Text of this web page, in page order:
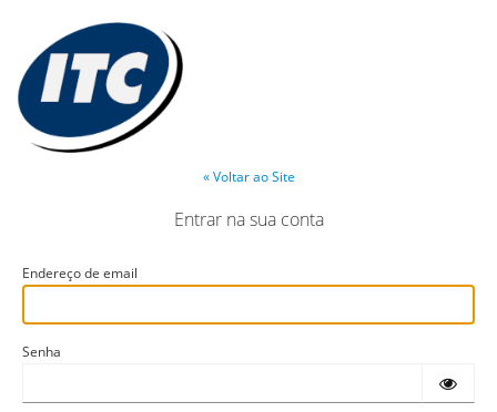
« Voltar ao Site
Entrar na sua conta
Endereço de email
Senha